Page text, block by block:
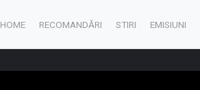
HOME RECOMANDĂRI STIRI EMISIUNI